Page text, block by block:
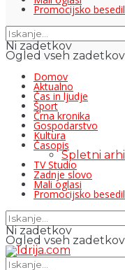
Promocijsko
Ni zadetkov
Ogled vseh zadetkov
Domov
Aktualno
Čas in ljudje
Šport
Črna kronika
Gospodarstvo
Kultura
Časopis
Spletni
TV Studio
Zadnje slovo
Mali oglasi
Promocijsko
Ni zadetkov
Ogled vseh zadetkov